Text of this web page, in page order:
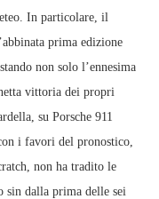
In particolare, il
prima edizione
non solo l’ennesima
vittoria dei propri
su Porsche 911
i favori del pronostico,
non ha tradito le
sin dalla prima delle sei